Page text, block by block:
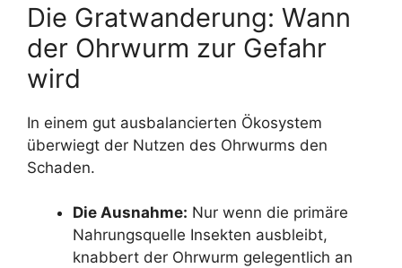
Die Gratwanderung: Wann
der Ohrwurm zur Gefahr
wird
In einem gut ausbalancierten Ökosystem
überwiegt der Nutzen des Ohrwurms den
Schaden.
Die Ausnahme: Nur wenn die primäre
Nahrungsquelle Insekten ausbleibt,
knabbert der Ohrwurm gelegentlich an